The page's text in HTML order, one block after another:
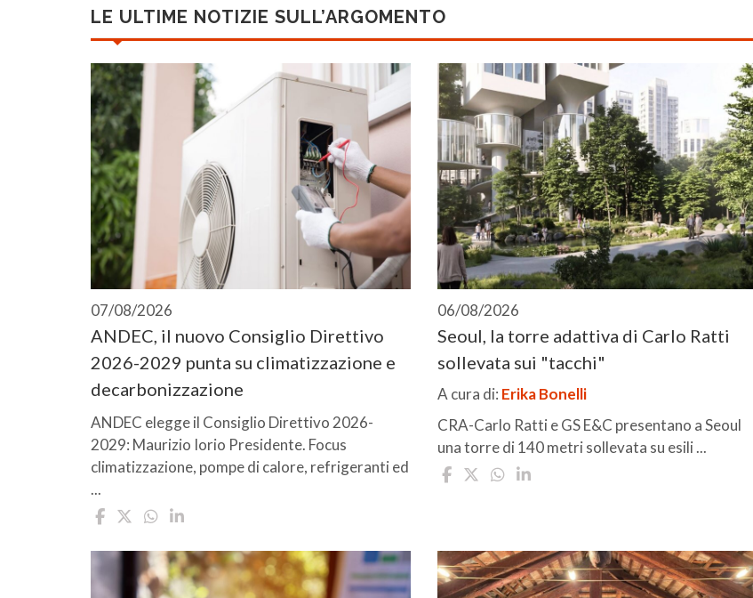
LE ULTIME NOTIZIE SULL’ARGOMENTO
07/08/2026
ANDEC, il nuovo Consiglio Direttivo
2026-2029 punta su climatizzazione e
decarbonizzazione
ANDEC elegge il Consiglio Direttivo 2026-
2029: Maurizio Iorio Presidente. Focus
climatizzazione, pompe di calore, refrigeranti ed
...
06/08/2026
Seoul, la torre adattiva di Carlo Ratti
sollevata sui "tacchi"
A cura di: Erika Bonelli
CRA-Carlo Ratti e GS E&C presentano a Seoul
una torre di 140 metri sollevata su esili ...